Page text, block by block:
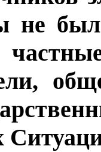
не